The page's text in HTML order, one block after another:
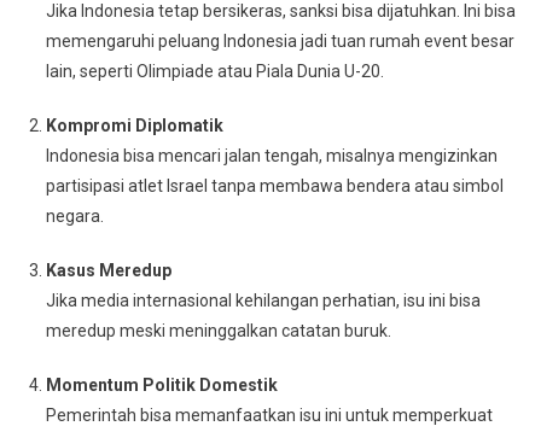
Jika Indonesia tetap bersikeras, sanksi bisa dijatuhkan. Ini bisa
memengaruhi peluang Indonesia jadi tuan rumah event besar
lain, seperti Olimpiade atau Piala Dunia U-20.
Kompromi Diplomatik
Indonesia bisa mencari jalan tengah, misalnya mengizinkan
partisipasi atlet Israel tanpa membawa bendera atau simbol
negara.
Kasus Meredup
Jika media internasional kehilangan perhatian, isu ini bisa
meredup meski meninggalkan catatan buruk.
Momentum Politik Domestik
Pemerintah bisa memanfaatkan isu ini untuk memperkuat